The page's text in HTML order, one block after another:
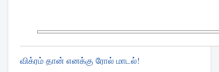
விக்ரம் தான் எனக்கு ரோல் மாடல்!